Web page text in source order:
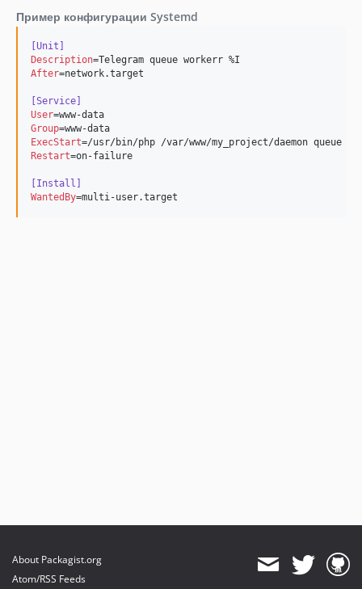
Пример конфигурации Systemd
[Unit]
Description
After=network.target
[Service]
User
Group
ExecStart
Restart=on-failure
[Install]
WantedBy=multi-user.target
About Packagist.org
Atom/RSS Feeds